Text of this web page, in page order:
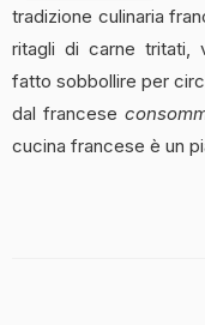
tradizione culinaria
ritagli di carne tritati,
fatto sobbollire per
dal francese
cucina francese è un